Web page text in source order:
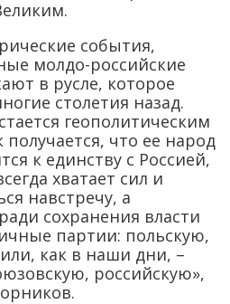
события,
молдо-российские
в русле, которое
столетия назад.
геополитическим
что ее народ
к единству с Россией,
хватает сил и
навстречу, а
сохранения власти
партии: польскую,
как в наши дни, –
российскую»,